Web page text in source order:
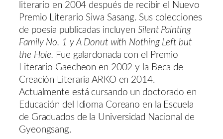
literario en 2004 después de recibir el Nuevo
Premio Literario Siwa Sasang. Sus colecciones
de poesía publicadas incluyen Silent Painting
Family No. 1 y A Donut with Nothing Left but
the Hole. Fue galardonada con el Premio
Literario Gaecheon en 2002 y la Beca de
Creación Literaria ARKO en 2014.
Actualmente está cursando un doctorado en
Educación del Idioma Coreano en la Escuela
de Graduados de la Universidad Nacional de
Gyeongsang.